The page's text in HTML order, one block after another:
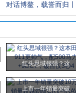
对话博鳌，载誉而归丨
红头思域很强？这
上市一年销量突破